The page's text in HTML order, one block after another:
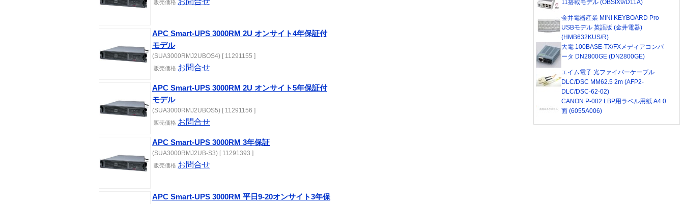
販売価格
APC Smart-UPS 3000RM 2U オンサイト4年保証付
モデル
(SUA3000RMJ2UBOS4) [ 11291155 ]
販売価格 お問合せ
APC Smart-UPS 3000RM 2U オンサイト5年保証付
モデル
(SUA3000RMJ2UBOS5) [ 11291156 ]
販売価格 お問合せ
APC Smart-UPS 3000RM 3年保証
(SUA3000RMJ2UB-S3) [ 11291393 ]
販売価格 お問合せ
APC Smart-UPS 3000RM 平日9-20オンサイト3年保
11搭載モデル (OBSIX9/D11A)
金井電器産業 MINI KEYBOARD Pro
USBモデル 英語版 (金井電器)
(HMB632KUS/R)
大電 100BASE-TX/FXメディアコンバ
ータ DN2800GE (DN2800GE)
エイム電子 光ファイバーケーブル
DLC/DSC MM62.5 2m (AFP2-
DLC/DSC-62-02)
CANON P-002 LBP用ラベル用紙 A4 0
面 (6055A006)